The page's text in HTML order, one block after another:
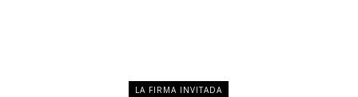
LA FIRMA INVITADA